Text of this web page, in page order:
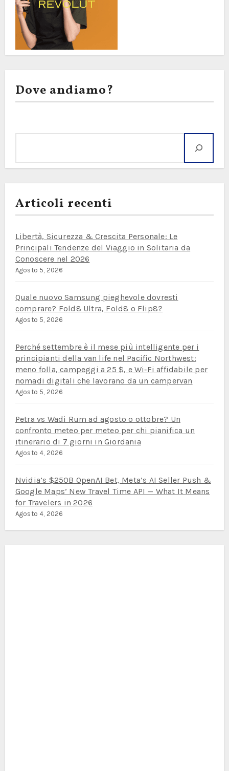
Dove andiamo?
Articoli recenti
Libertà, Sicurezza & Crescita Personale: Le
Principali Tendenze del Viaggio in Solitaria da
Conoscere nel 2026
Agosto 5, 2026
Quale nuovo Samsung pieghevole dovresti
comprare? Fold8 Ultra, Fold8 o Flip8?
Agosto 5, 2026
Perché settembre è il mese più intelligente per i
principianti della van life nel Pacific Northwest:
meno folla, campeggi a 25 $, e Wi‑Fi affidabile per
nomadi digitali che lavorano da un campervan
Agosto 5, 2026
Petra vs Wadi Rum ad agosto o ottobre? Un
confronto meteo per meteo per chi pianifica un
itinerario di 7 giorni in Giordania
Agosto 4, 2026
Nvidia’s $250B OpenAI Bet, Meta’s AI Seller Push &
Google Maps’ New Travel Time API — What It Means
for Travelers in 2026
Agosto 4, 2026